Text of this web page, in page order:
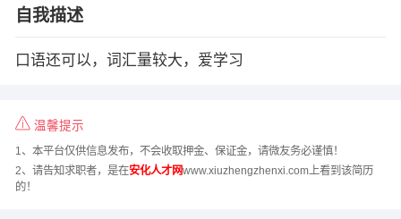
自我描述
口语还可以，词汇量较大，爱学习
温馨提示
1、本平台仅供信息发布，不会收取押金、保证金，请微友务必谨慎！
2、请告知求职者，是在安化人才网www.xiuzhengzhenxi.com上看到该简历
的！